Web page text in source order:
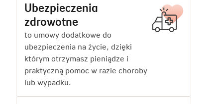
Ubezpieczenia
zdrowotne
to umowy dodatkowe do
ubezpieczenia na życie, dzięki
którym otrzymasz pieniądze i
praktyczną pomoc w razie choroby
lub wypadku.